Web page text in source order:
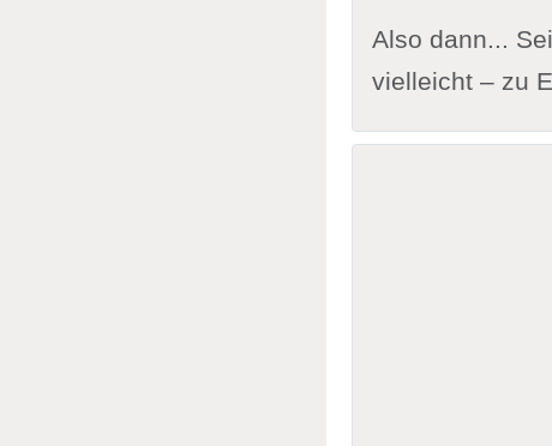
Also dann...
vielleicht – zu